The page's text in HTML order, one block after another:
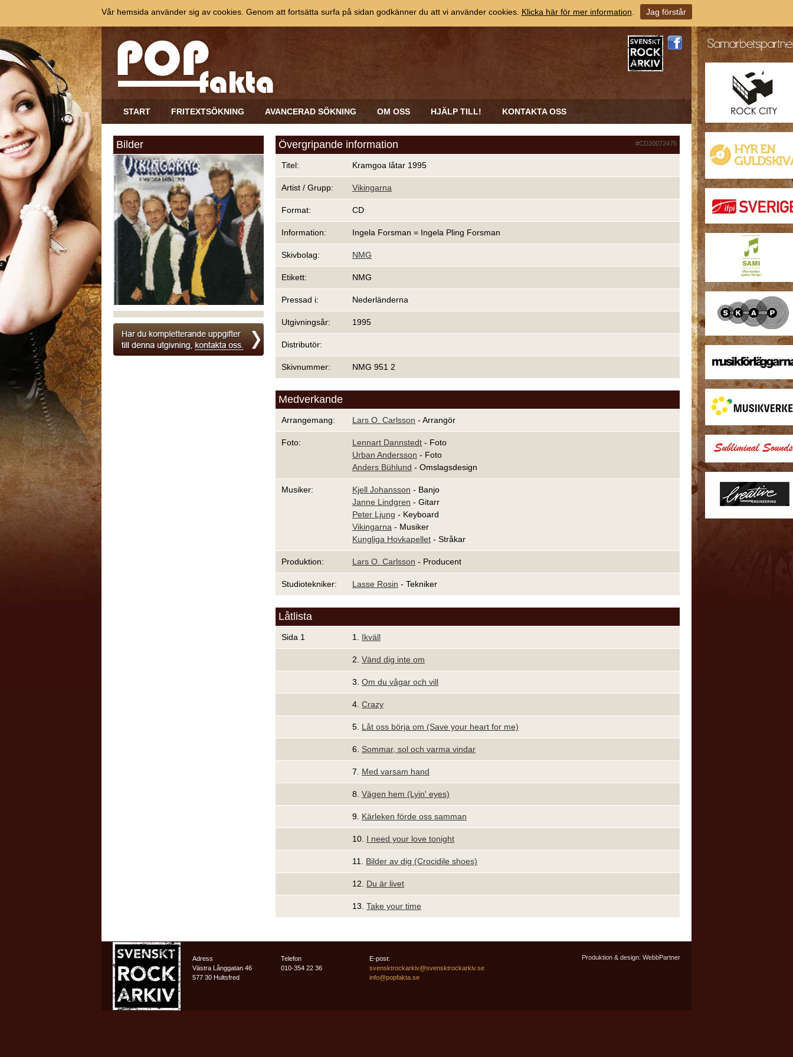
START FRITEXTSÖKNING AVANCERAD SÖKNING OM OSS HJÄLP TILL! KONTAKTA OSS
Bilder Övergripande information #CD20072475
Titel: Kramgoa låtar 1995
Artist / Grupp: Vikingarna
Format: CD
Information: Ingela Forsman = Ingela Pling Forsman
Skivbolag: NMG
Etikett: NMG
Pressad i: Nederländerna
Utgivningsår: 1995
Distributör:
Skivnummer: NMG 951 2
Medverkande
Arrangemang: Lars O. Carlsson - Arrangör
Foto: Lennart Dannstedt - Foto
Urban Andersson - Foto
Anders Bühlund - Omslagsdesign
Musiker: Kjell Johansson - Banjo
Janne Lindgren - Gitarr
Peter Ljung - Keyboard
Vikingarna - Musiker
Kungliga Hovkapellet - Stråkar
Produktion: Lars O. Carlsson - Producent
Studiotekniker: Lasse Rosin - Tekniker
Låtlista
Sida 1 1. Ikväll
2. Vänd dig inte om
3. Om du vågar och vill
4. Crazy
5. Låt oss börja om (Save your heart for me)
6. Sommar, sol och varma vindar
7. Med varsam hand
8. Vägen hem (Lyin' eyes)
9. Kärleken förde oss samman
10. I need your love tonight
11. Bilder av dig (Crocidile shoes)
12. Du är livet
13. Take your time
Adress
Västra Långgatan 46
577 30 Hultsfred
Telefon
010-354 22 36
E-post:
svensktrockarkiv@svensktrockarkiv.se
info@popfakta.se
Produktion & design: WebbPartner
Vår hemsida använder sig av cookies. Genom att fortsätta surfa på sidan godkänner du att vi använder cookies. Klicka här för mer information Jag förstår